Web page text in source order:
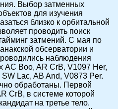
Выбор затменных
для изучения
близко к орбитальной
проводить поиск
затмений. С мая по
обсерватории и
наблюдения
Boo, AR CrB, V1097 Her,
Lac, AB And, V0873 Per.
обработаны. Первой
CrB, в системе которой
на третье тело.